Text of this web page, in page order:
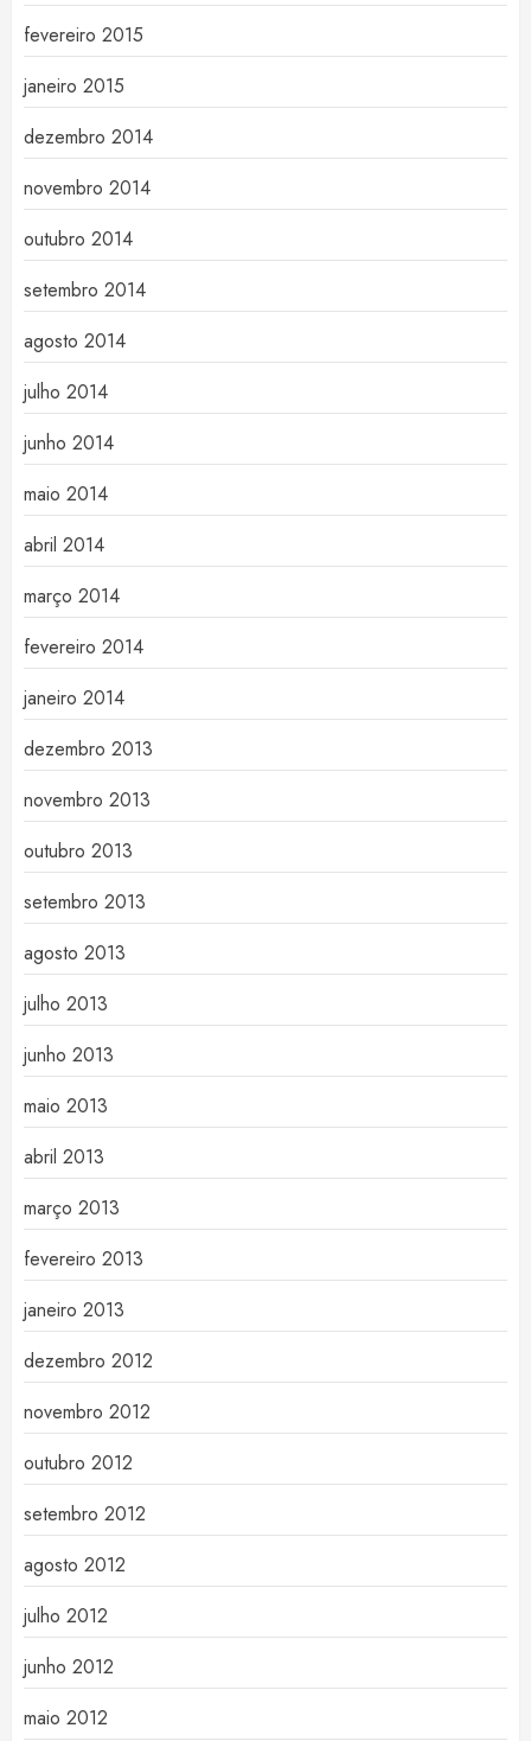
fevereiro 2015
janeiro 2015
dezembro 2014
novembro 2014
outubro 2014
setembro 2014
agosto 2014
julho 2014
junho 2014
maio 2014
abril 2014
março 2014
fevereiro 2014
janeiro 2014
dezembro 2013
novembro 2013
outubro 2013
setembro 2013
agosto 2013
julho 2013
junho 2013
maio 2013
abril 2013
março 2013
fevereiro 2013
janeiro 2013
dezembro 2012
novembro 2012
outubro 2012
setembro 2012
agosto 2012
julho 2012
junho 2012
maio 2012